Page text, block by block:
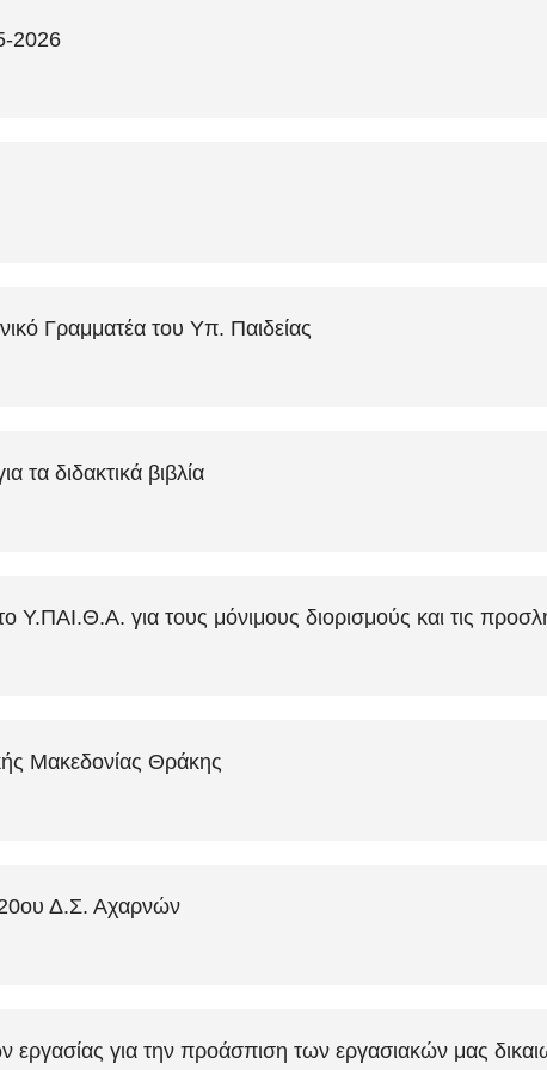
2026
Γραμματέα του Υπ. Παιδείας
τα διδακτικά βιβλία
Υ.ΠΑΙ.Θ.Α. για τους μόνιμους διορισμούς και τις
Μακεδονίας Θράκης
20ου Δ.Σ. Αχαρνών
για την προάσπιση των εργασιακών μας